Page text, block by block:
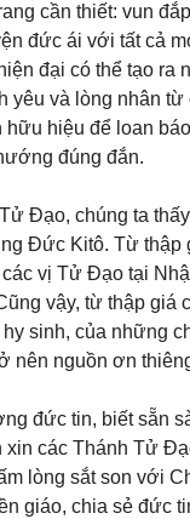
cần thiết: vun
đức ái với tất cả
đại có thể tạo ra
và lòng nhân
hiệu để loan
đúng đắn.
Đạo, chúng ta
Đức Kitô. Từ thập
vị Tử Đạo tại
vậy, từ thập giá
sinh, của những
nên nguồn ơn
đức tin, biết sẵn
các Thánh Tử
lòng sắt son với
giáo, chia sẻ đức